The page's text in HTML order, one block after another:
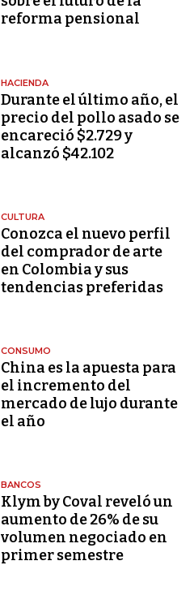
reforma pensional
HACIENDA
Durante el último año, el
precio del pollo asado se
encareció $2.729 y
alcanzó $42.102
CULTURA
Conozca el nuevo perfil
del comprador de arte
en Colombia y sus
tendencias preferidas
CONSUMO
China es la apuesta para
el incremento del
mercado de lujo durante
el año
BANCOS
Klym by Coval reveló un
aumento de 26% de su
volumen negociado en
primer semestre